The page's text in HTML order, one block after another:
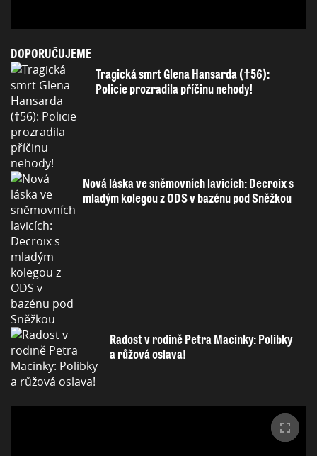
DOPORUČUJEME
Tragická smrt Glena Hansarda (†56):
Policie prozradila příčinu nehody!
Nová láska ve sněmovních lavicích: Decroix s
mladým kolegou z ODS v bazénu pod Sněžkou
Radost v rodině Petra Macinky: Polibky
a růžová oslava!